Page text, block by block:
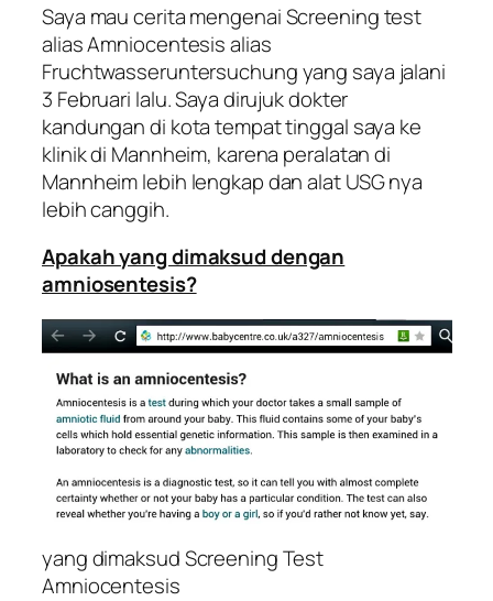
Saya mau cerita mengenaiScreening test
aliasAmniocentesisalias
Fruchtwasseruntersuchungyang saya jalani
3 Februari lalu. Saya dirujuk dokter
kandungan di kota tempat tinggal saya ke
klinik di Mannheim, karena peralatan di
Mannheim lebih lengkap dan alat USG nya
lebih canggih.
Apakah yang dimaksud dengan
amniosentesis?
yang dimaksud Screening Test
Amniocentesis